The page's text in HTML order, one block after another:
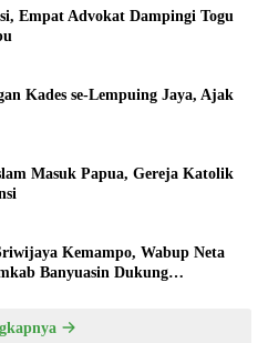
Empat Advokat Dampingi Togu
Kades se-Lempuing Jaya, Ajak
Masuk Papua, Gereja Katolik
Kemampo, Wabup Neta
Banyuasin Dukung